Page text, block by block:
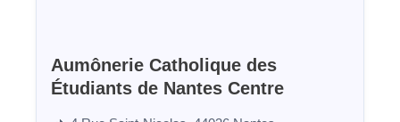
Aumônerie Catholique des
Étudiants de Nantes Centre